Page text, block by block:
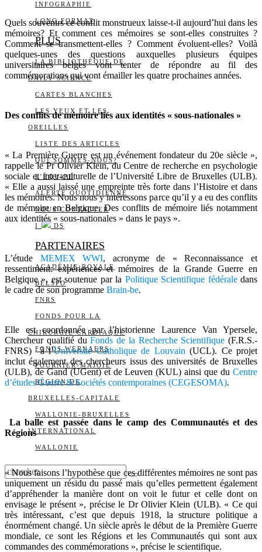
INFOGRAPHIE
LONG FORMAT
PLUS
LA BIBLIOTHÈQUE DE
DAILY SCIENCE
CARTES BLANCHES
LES YEUX ET LES
OREILLES
LISTE DES ARTICLES
QUI SOMMES-NOUS?
L’ÉQUIPE
ALERTE QUOTIDIENNE
NOUS CONTACTER
I DS
PARTENAIRES
ACADÉMIE ROYALE
BELSPO
FNRS
FONDS POUR LA
CHIRURGIE CARDIAQUE
FONDS WERNAERS
FOURNIER-MAJOIE
RÉGION DE
BRUXELLES-CAPITALE
WALLONIE-BRUXELLES
INTERNATIONAL
WALLONIE
Quels souvenirs ce conflit monstrueux laisse-t-il aujourd’hui dans les
mémoires? Et comment ces mémoires se sont-elles construites ?
Comment se transmettent-elles ? Comment évoluent-elles? Voilà
quelques-unes des questions auxquelles plusieurs équipes
universitaires belges vont tenter de répondre au fil des
commémorations qui vont émailler les quatre prochaines années.
Des conflits de mémoire liés aux identités « sous-nationales »
« La Première Guerre est un événement fondateur du 20e siècle »,
rappelle le Pr Olivier Klein, du Centre de recherche en psychologie
sociale et inter-culturelle de l’Université Libre de Bruxelles (ULB).
« Elle a aussi laissé une empreinte très forte dans l’Histoire et dans
les mémoires. Nous nous y intéressons parce qu’il y a eu des conflits
de mémoire en Belgique. Des conflits de mémoire liés notamment
aux identités « sous-nationales » dans le pays ».
L’étude MEMEX WWI, acronyme de « Reconnaissance et
ressentiment: expériences et mémoires de la Grande Guerre en
Belgique », est soutenue par la Politique Scientifique fédéraledans
le cadre de son programme Brain-be.
Elle est coordonnée par l’historienne Laurence Van Ypersele,
Chercheur qualifié duFonds de la Recherche Scientifique (F.R.S.-
FNRS) à l’Université Catholique de Louvain (UCL). Ce projet
inclut également des chercheurs issus des universités de Bruxelles
(ULB), de Gand (UGent) et de Leuven (KUL) ainsi que du Centre
d’études Guerre & Sociétés contemporaines (CEGESOMA).
La balle est passée dans le camp des Communautés et des
Régions
« Nous faisons l’hypothèse que ces différentes mémoires ne sont pas
uniquement un résidu du passé mais qu’elles permettent également
d’appréhender la manière dont on voit le futur et celle dont on
envisage le présent », précise le Dr Olivier Klein (ULB). « Ce qui
très intéressant, c’est que depuis 1918, la structure politique a
énormément changé. Un siècle après le début de la Première Guerre
mondiale, ce sont les Régions et les Communautés qui sont aux
commandes des commémorations », précise le scientifique.